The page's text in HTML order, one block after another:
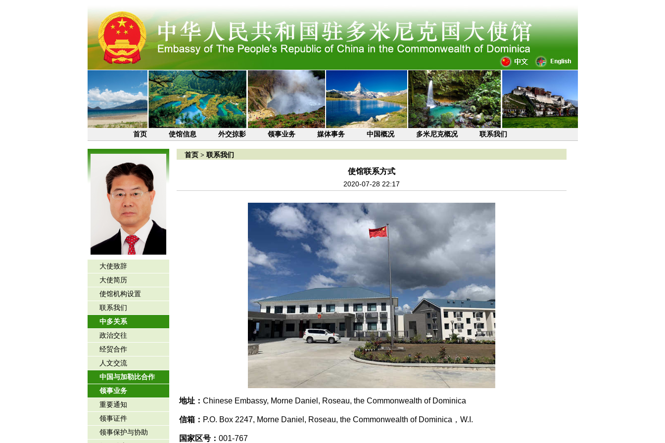
首页 使馆信息 外交掠影 领事业务 媒体事务 中国概况 多米尼克概况 联系我们
大使致辞
大使简历
使馆机构设置
联系我们
中多关系
政治交往
经贸合作
人文交流
中国与加勒比合作
领事业务
重要通知
领事证件
领事保护与协助
首页> 联系我们
使馆联系方式
2020-07-28 22:17
地址： Chinese Embassy, Morne Daniel, Roseau, the Commonwealth of Dominica
信箱： P.O. Box 2247, Morne Daniel, Roseau, the Commonwealth of Dominica，W.I.
国家区号： 001-767